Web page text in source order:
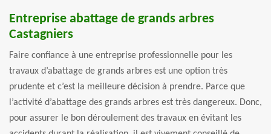
Entreprise abattage de grands arbres
Castagniers
Faire confiance à une entreprise professionnelle pour les
travaux d’abattage de grands arbres est une option très
prudente et c’est la meilleure décision à prendre. Parce que
l’activité d’abattage des grands arbres est très dangereux. Donc,
pour assurer le bon déroulement des travaux en évitant les